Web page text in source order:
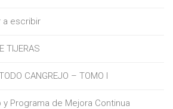
a escribir
TIJERAS
CANGREJO – TOMO I
y Programa de Mejora Continua